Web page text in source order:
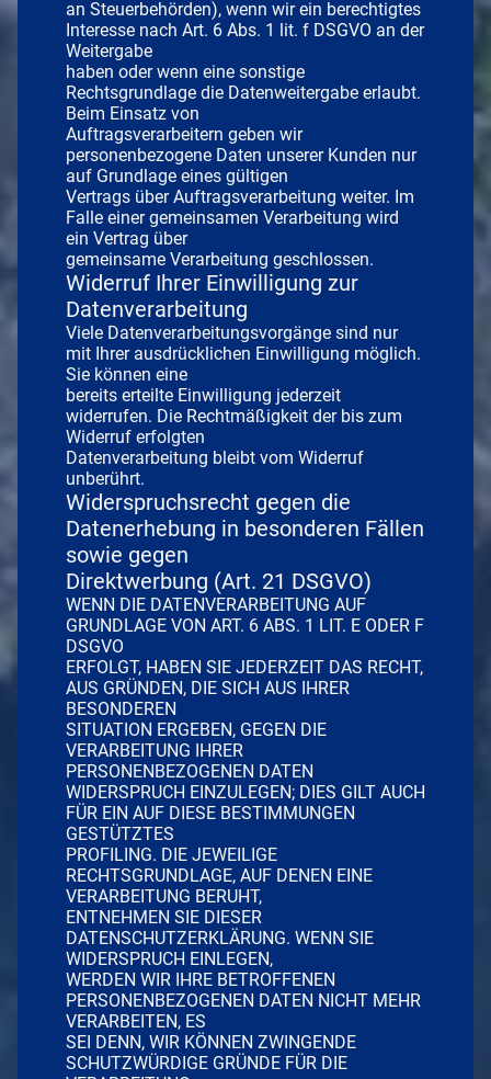
an Steuerbehörden), wenn wir ein berechtigtes
Interesse nach Art. 6 Abs. 1 lit. f DSGVO an der
Weitergabe
haben oder wenn eine sonstige
Rechtsgrundlage die Datenweitergabe erlaubt.
Beim Einsatz von
Auftragsverarbeitern geben wir
personenbezogene Daten unserer Kunden nur
auf Grundlage eines gültigen
Vertrags über Auftragsverarbeitung weiter. Im
Falle einer gemeinsamen Verarbeitung wird
ein Vertrag über
gemeinsame Verarbeitung geschlossen.
Widerruf Ihrer Einwilligung zur
Datenverarbeitung
Viele Datenverarbeitungsvorgänge sind nur
mit Ihrer ausdrücklichen Einwilligung möglich.
Sie können eine
bereits erteilte Einwilligung jederzeit
widerrufen. Die Rechtmäßigkeit der bis zum
Widerruf erfolgten
Datenverarbeitung bleibt vom Widerruf
unberührt.
Widerspruchsrecht gegen die
Datenerhebung in besonderen Fällen
sowie gegen
Direktwerbung (Art. 21 DSGVO)
WENN DIE DATENVERARBEITUNG AUF
GRUNDLAGE VON ART. 6 ABS. 1 LIT. E ODER F
DSGVO
ERFOLGT, HABEN SIE JEDERZEIT DAS RECHT,
AUS GRÜNDEN, DIE SICH AUS IHRER
BESONDEREN
SITUATION ERGEBEN, GEGEN DIE
VERARBEITUNG IHRER
PERSONENBEZOGENEN DATEN
WIDERSPRUCH EINZULEGEN; DIES GILT AUCH
FÜR EIN AUF DIESE BESTIMMUNGEN
GESTÜTZTES
PROFILING. DIE JEWEILIGE
RECHTSGRUNDLAGE, AUF DENEN EINE
VERARBEITUNG BERUHT,
ENTNEHMEN SIE DIESER
DATENSCHUTZERKLÄRUNG. WENN SIE
WIDERSPRUCH EINLEGEN,
WERDEN WIR IHRE BETROFFENEN
PERSONENBEZOGENEN DATEN NICHT MEHR
VERARBEITEN, ES
SEI DENN, WIR KÖNNEN ZWINGENDE
SCHUTZWÜRDIGE GRÜNDE FÜR DIE